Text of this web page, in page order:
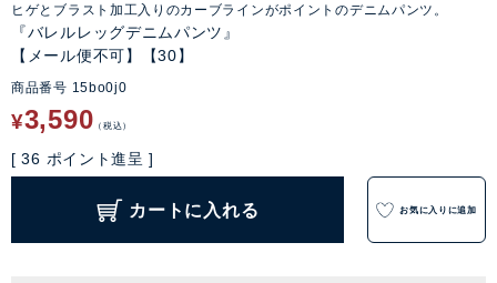
ヒゲとブラスト加工入りのカーブラインがポイントのデニムパンツ。
『バレルレッグデニムパンツ』
【メール便不可】【30】
商品番号 15bo0j0
¥3,590 税込
[ 36 ポイント進呈 ]
カートに入れる お気に入りに追加